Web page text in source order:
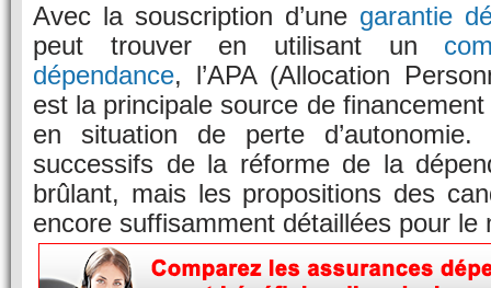
Avec la souscription d’une garantie
peut trouver en utilisant un
dépendance, l’APA (Allocation
est la principale source de
en situation de perte
successifs de la réforme de la
brûlant, mais les propositions des
encore suffisamment détaillées pour le